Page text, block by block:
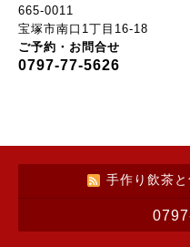
665-0011
宝塚市南口1丁目16-18
ご予約・お問合せ
0797-77-5626
手作り飲茶